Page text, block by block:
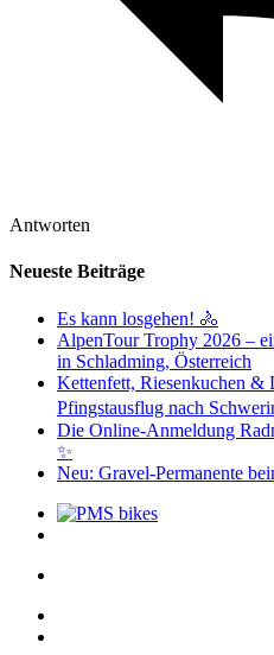
Antworten
Neueste Beiträge
Es kann losgehen! 🚴
AlpenTour Trophy 2026 –
in Schladming, Österreich
Kettenfett, Riesenkuchen &
Pfingstausflug nach
Die Online-Anmeldung
✨
Neu: Gravel-Permanente